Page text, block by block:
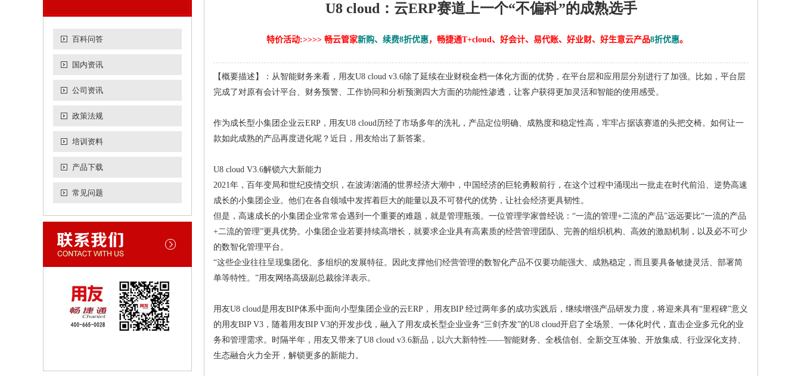
1 2 3 4 5 6
百科问答
国内资讯
公司资讯
政策法规
培训资料
产品下载
常见问题
U8 cloud：云ERP赛道上一个“不偏科”的成熟选手
特价活动:>>>> 畅云管家新购、续费8折优惠，畅捷通T+cloud、好会计、易代账、好业财、好生意云产品8折优惠。
【概要描述】：从智能财务来看，用友U8 cloud v3.6除了延续在业财税金档一体化方面的优势，在平台层和应用层分别进行了加强。比如，平台层
完成了对原有会计平台、财务预警、工作协同和分析预测四大方面的功能性渗透，让客户获得更加灵活和智能的使用感受。
作为成长型小集团企业云ERP，用友U8 cloud历经了市场多年的洗礼，产品定位明确、成熟度和稳定性高，牢牢占据该赛道的头把交椅。如何让一
款如此成熟的产品再度进化呢？近日，用友给出了新答案。
U8 cloud V3.6解锁六大新能力
2021年，百年变局和世纪疫情交织，在波涛汹涌的世界经济大潮中，中国经济的巨轮勇毅前行，在这个过程中涌现出一批走在时代前沿、逆势高速
成长的小集团企业。他们在各自领域中发挥着巨大的能量以及不可替代的优势，让社会经济更具韧性。
但是，高速成长的小集团企业常常会遇到一个重要的难题，就是管理瓶颈。一位管理学家曾经说：“一流的管理+二流的产品”远远要比“一流的产品
+二流的管理”更具优势。小集团企业若要持续高增长，就要求企业具有高素质的经营管理团队、完善的组织机构、高效的激励机制，以及必不可少
的数智化管理平台。
“这些企业往往呈现集团化、多组织的发展特征。因此支撑他们经营管理的数智化产品不仅要功能强大、成熟稳定，而且要具备敏捷灵活、部署简
单等特性。”用友网络高级副总裁徐洋表示。
用友U8 cloud是用友BIP体系中面向小型集团企业的云ERP， 用友BIP 经过两年多的成功实践后，继续增强产品研发力度，将迎来具有“里程碑”意义
的用友BIP V3，随着用友BIP V3的开发步伐，融入了用友成长型企业业务“三剑齐发”的U8 cloud开启了全场景、一体化时代，直击企业多元化的业
务和管理需求。时隔半年，用友又带来了U8 cloud v3.6新品，以六大新特性——智能财务、全栈信创、全新交互体验、开放集成、行业深化支持、
生态融合火力全开，解锁更多的新能力。